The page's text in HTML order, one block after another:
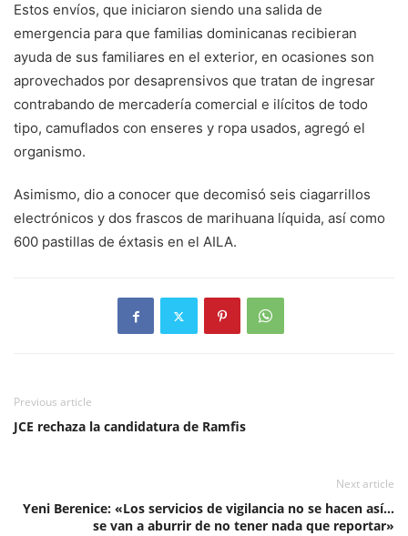
Estos envíos, que iniciaron siendo una salida de
emergencia para que familias dominicanas recibieran
ayuda de sus familiares en el exterior, en ocasiones son
aprovechados por desaprensivos que tratan de ingresar
contrabando de mercadería comercial e ilícitos de todo
tipo, camuflados con enseres y ropa usados, agregó el
organismo.
Asimismo, dio a conocer que decomisó seis ciagarrillos
electrónicos y dos frascos de marihuana líquida, así como
600 pastillas de éxtasis en el AILA.
Previous article
JCE rechaza la candidatura de Ramfis
Next article
Yeni Berenice: «Los servicios de vigilancia no se hacen así…
se van a aburrir de no tener nada que reportar»